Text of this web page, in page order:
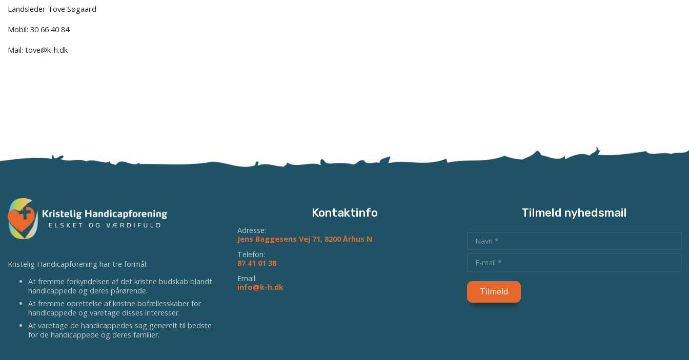
Landsleder Tove Søgaard
Mobil: 30 66 40 84
Mail: tove@k-h.dk
Kristelig Handicapforening har tre formål:
At fremme forkyndelsen af det kristne budskab blandt
handicappede og deres pårørende.
At fremme oprettelse af kristne bofællesskaber for
handicappede og varetage disses interesser.
At varetage de handicappedes sag generelt til bedste
for de handicappede og deres familier.
Kontaktinfo
Adresse:
Jens Baggesens Vej 71, 8200 Århus N
Telefon:
87 41 01 38
Email:
info@k-h.dk
Tilmeld nyhedsmail